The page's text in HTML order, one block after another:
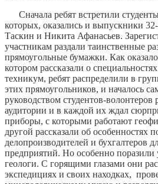
Сначала ребят встретили
которых, оказались и выпускники
Таскин и Никита Афанасьев.
участникам раздали таинственные
прямоугольные бумажки. Как
котором рассказали о
техникум, ребят распределили в
этих прямоугольников, и началось
руководством студентов-волонтеров
аудитории и в каждой их ждал
приборы, с которыми работают
другой рассказали об особенностях
делопроизводителей и бухгалтеров
предприятий. Но особенно поразили
геологи. С горящими глазами они
экспедициях и своих находках,